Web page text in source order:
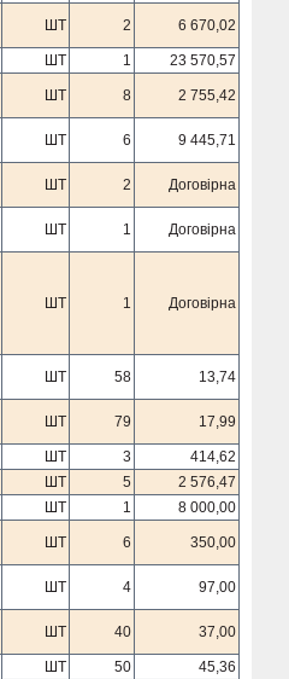
ШТ 2 6 670,02
ШТ 1 23 570,57
ШТ 8 2 755,42
ШТ 6 9 445,71
ШТ 2 Договірна
ШТ 1 Договірна
ШТ 1 Договірна
ШТ 58 13,74
ШТ 79 17,99
ШТ 3
414,62
ШТ 5
2 576,47
ШТ 1 8 000,00
ШТ 6 350,00
ШТ 4 97,00
ШТ 40 37,00
ШТ 50 45,36